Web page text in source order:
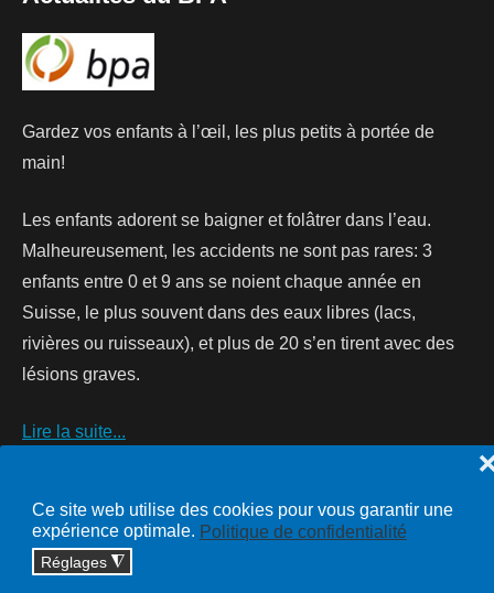
Ce site web utilise des cookies pour vous garantir une
expérience optimale. Politique de confidentialité
Réglages ◮
Gardez vos enfants à l’œil, les plus petits à portée de
main!
Les enfants adorent se baigner et folâtrer dans l’eau.
Malheureusement, les accidents ne sont pas rares: 3
enfants entre 0 et 9 ans se noient chaque année en
Suisse, le plus souvent dans des eaux libres (lacs,
rivières ou ruisseaux), et plus de 20 s’en tirent avec des
lésions graves.
Lire la suite...
Copyright © 2026 cossonay.ch - tous droits réservés | site :